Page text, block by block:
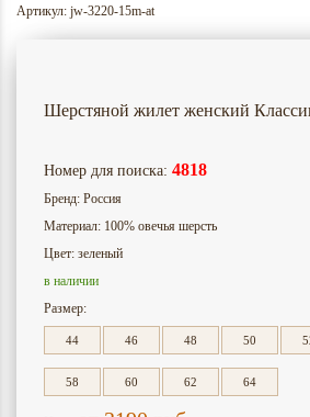
Артикул: jw-3220-15m-at
Шерстяной жилет женский
Номер для поиска: 4818
Бренд: Россия
Материал: 100% овечья шерсть
Цвет: зеленый
в наличии
Размер:
44 46 48 50
58 60 62 64